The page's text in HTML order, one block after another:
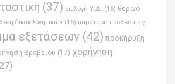
(37) επιλογή Υ.Δ. (16) θερινό
δικαιολογητικών (15) παράταση προθεσμίας
εξετάσεων (42) προκήρυξη
Βραβείου (17) χορήγηση